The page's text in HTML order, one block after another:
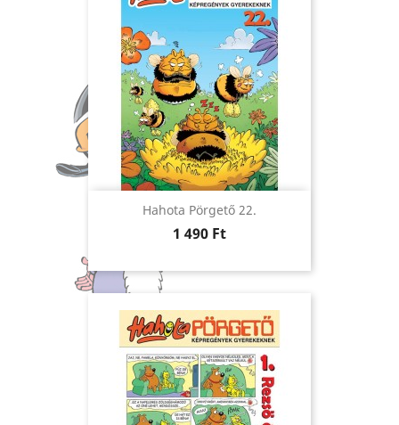
Hahota Pörgető 22.
Ár
1 490 Ft